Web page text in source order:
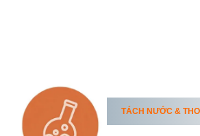
TÁCH NƯỚC &